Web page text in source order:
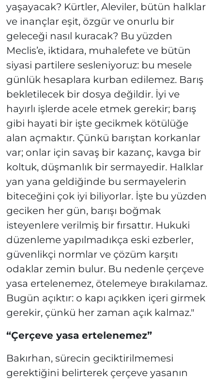
yaşayacak? Kürtler, Aleviler, bütün halklar
ve inançlar eşit, özgür ve onurlu bir
geleceği nasıl kuracak? Bu yüzden
Meclis’e, iktidara, muhalefete ve bütün
siyasi partilere sesleniyoruz: bu mesele
günlük hesaplara kurban edilemez. Barış
bekletilecek bir dosya değildir. İyi ve
hayırlı işlerde acele etmek gerekir; barış
gibi hayati bir işte gecikmek kötülüğe
alan açmaktır. Çünkü barıştan korkanlar
var; onlar için savaş bir kazanç, kavga bir
koltuk, düşmanlık bir sermayedir. Halklar
yan yana geldiğinde bu sermayelerin
biteceğini çok iyi biliyorlar. İşte bu yüzden
geciken her gün, barışı boğmak
isteyenlere verilmiş bir fırsattır. Hukuki
düzenleme yapılmadıkça eski ezberler,
güvenlikçi normlar ve çözüm karşıtı
odaklar zemin bulur. Bu nedenle çerçeve
yasa ertelenemez, ötelemeye bırakılamaz.
Bugün açıktır: o kapı açıkken içeri girmek
gerekir, çünkü her zaman açık kalmaz."
“Çerçeve yasa ertelenemez”
Bakırhan, sürecin geciktirilmemesi
gerektiğini belirterek çerçeve yasanın